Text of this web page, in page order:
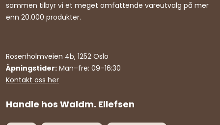
Handle hos Waldm. Ellefsen
sammen tilbyr vi et meget omfattende vareutvalg på mer
enn 20.000 produkter.
Rosenholmveien 4b, 1252 Oslo
Åpningstider: Man–fre: 09–16:30
Kontakt oss her